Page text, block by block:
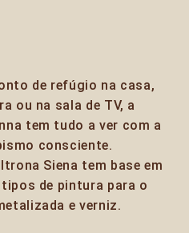
de refúgio na casa,
ou na sala de TV, a
tem tudo a ver com a
consciente.
Siena tem base em
de pintura para o
e verniz.